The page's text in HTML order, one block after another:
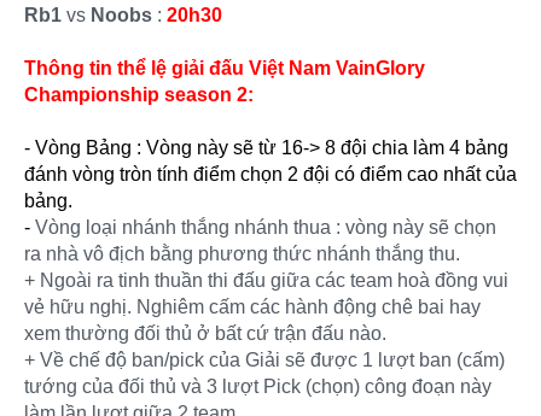
Rb1 vs Noobs : 20h30
Thông tin thể lệ giải đấu Việt Nam VainGlory
Championship season 2:
- Vòng Bảng : Vòng này sẽ từ 16-> 8 đội chia làm 4 bảng
đánh vòng tròn tính điểm chọn 2 đội có điểm cao nhất của
bảng.
- Vòng loại nhánh thắng nhánh thua : vòng này sẽ chọn
ra nhà vô địch bằng phương thức nhánh thắng thu.
+ Ngoài ra tinh thuần thi đấu giữa các team hoà đồng vui
vẻ hữu nghị. Nghiêm cấm các hành động chê bai hay
xem thường đối thủ ở bất cứ trận đấu nào.
+ Về chế độ ban/pick của Giải sẽ được 1 lượt ban (cấm)
tướng của đối thủ và 3 lượt Pick (chọn) công đoạn này